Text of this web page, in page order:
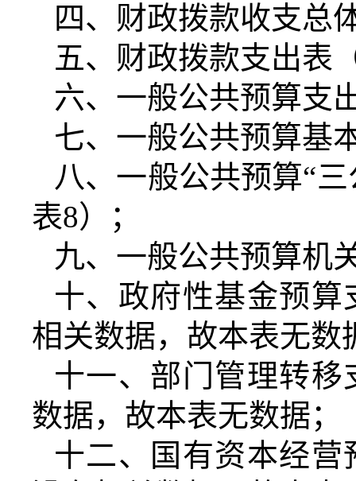
四、财政拨款收支总
五、财政拨款支出表
六、一般公共预算支
七、一般公共预算基
八、一般公共预算“
表8）；
九、一般公共预算机
十、政府性基金预
相关数据，故本表无数
十一、部门管理转
数据，故本表无数据；
十二、国有资本经